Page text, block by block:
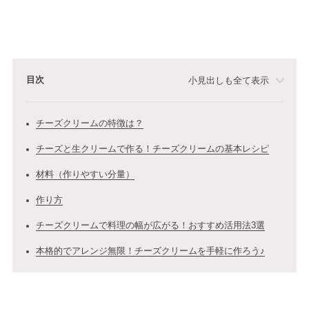
目次 小見出しも全て表示
チーズクリームの特徴は？
チーズと生クリームで作る！チーズクリームの基本レシピ
材料（作りやすい分量）
作り方
チーズクリームで料理の幅が広がる！おすすめ活用法3選
本格的でアレンジ無限！チーズクリームを手軽に作ろう♪